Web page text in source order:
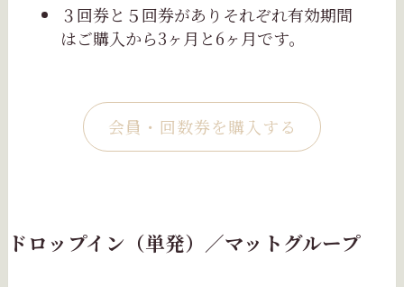
３回券と５回券がありそれぞれ有効期間
はご購入から3ヶ月と6ヶ月です。
会員・回数券を購入する
ドロップイン（単発）／マットグループ